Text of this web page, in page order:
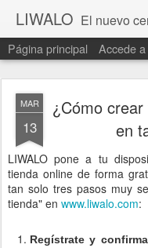
LIWALO El nuevo centro
Página principal Accede
MAR
13
¿Cómo
en
LIWALO pone a tu
tienda online de forma
tan solo tres pasos muy
tienda" en www.liwalo.com:
Regístrate y